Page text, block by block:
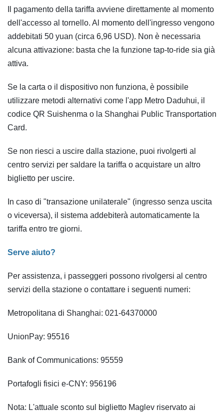
Il pagamento della tariffa avviene direttamente al momento
dell'accesso al tornello. Al momento dell'ingresso vengono
addebitati 50 yuan (circa 6,96 USD). Non è necessaria
alcuna attivazione: basta che la funzione tap-to-ride sia già
attiva.
Se la carta o il dispositivo non funziona, è possibile
utilizzare metodi alternativi come l'app Metro Daduhui, il
codice QR Suishenma o la Shanghai Public Transportation
Card.
Se non riesci a uscire dalla stazione, puoi rivolgerti al
centro servizi per saldare la tariffa o acquistare un altro
biglietto per uscire.
In caso di "transazione unilaterale" (ingresso senza uscita
o viceversa), il sistema addebiterà automaticamente la
tariffa entro tre giorni.
Serve aiuto?
Per assistenza, i passeggeri possono rivolgersi al centro
servizi della stazione o contattare i seguenti numeri:
Metropolitana di Shanghai: 021-64370000
UnionPay: 95516
Bank of Communications: 95559
Portafogli fisici e-CNY: 956196
Nota: L'attuale sconto sul biglietto Maglev riservato ai